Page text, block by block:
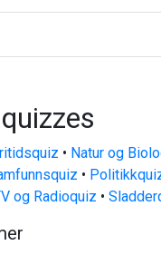
• Natur og
•
og Radioquiz •